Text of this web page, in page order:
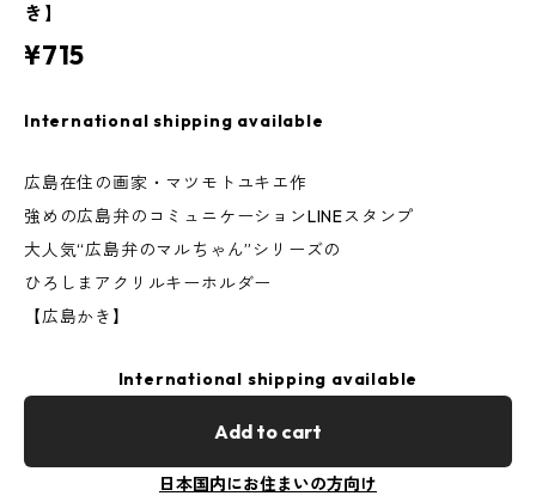
き】
¥715
International shipping available
広島在住の画家・マツモトユキエ作
強めの広島弁のコミュニケーションLINEスタンプ
大人気“広島弁のマルちゃん”シリーズの
ひろしまアクリルキーホルダー
【広島かき】
International shipping available
Add to cart
日本国内にお住まいの方向け